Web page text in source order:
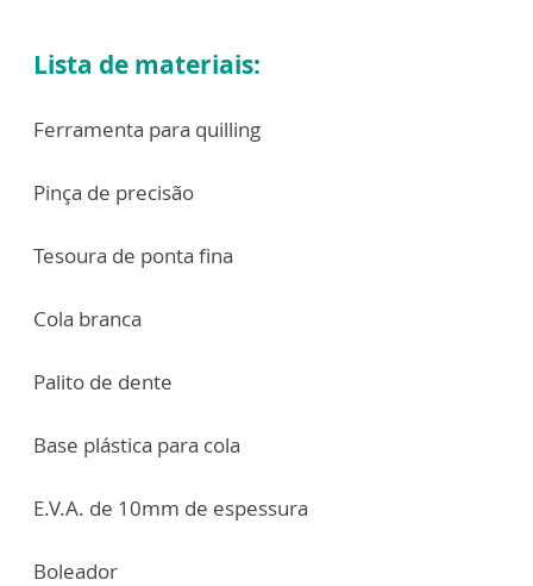
Lista de materiais:
Ferramenta para quilling
Pinça de precisão
Tesoura de ponta fina
Cola branca
Palito de dente
Base plástica para cola
E.V.A. de 10mm de espessura
Boleador